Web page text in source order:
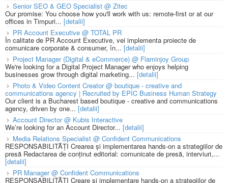
Senior SEO & GEO Specialist @ Zitec
Our promise: You choose how you'll work with us: remote-first or at our
offices in Timpuri... [detalii]
PR Account Executive @ TOTAL PR
În calitate de PR Account Executive, vei implementa proiecte de
comunicare corporate & consumer, în... [detalii]
Project Manager (Digital & eCommerce) @ Flaminjoy Group
We're looking for a Digital Project Manager who enjoys helping
businesses grow through digital marketing... [detalii]
Photo & Video Content Creator @ boutique - creative and
communications agency | Recruited by EPIC Business Human Strategy
Our client is a Bucharest based boutique - creative and communications
agency, driven by one... [detalii]
Account Director @ Kubis Interactive
We’re looking for an Account Director... [detalii]
Media Relations Specialist @ Confident Communications
RESPONSABILITĂȚI Crearea și implementarea hands-on a strategiilor de
presă Redactarea de conținut editorial: comunicate de presă, interviuri,...
[detalii]
PR Manager @ Confident Communications
RESPONSABILITĂȚI Creare și implementare hands-on a strategiilor de